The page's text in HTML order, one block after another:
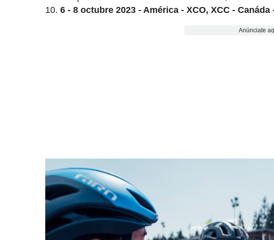
6 - 8 octubre 2023 - América - XCO, XCC -
Anúnciate